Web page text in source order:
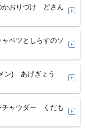
おりづけ どさん
ベツとしらすのソ
ン) あげぎょう
ャウダー くだも